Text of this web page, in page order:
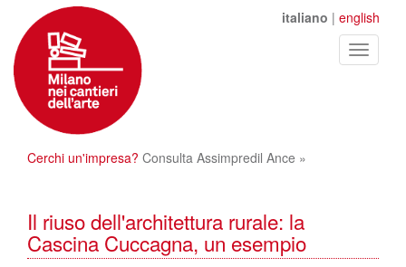
Toggle
Cerchi un'impresa? Consulta Assimpredil Ance »
italiano | english
Il riuso dell'architettura rurale: la
Cascina Cuccagna, un esempio